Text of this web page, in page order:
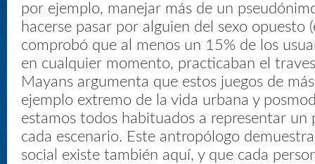
por ejemplo, manejar más de un
hacerse pasar por alguien del sexo opuesto
comprobó que al menos un 15% de los
en cualquier momento, practicaban el
Mayans argumenta que estos juegos de
ejemplo extremo de la vida urbana y
estamos todos habituados a representar un
cada escenario. Este antropólogo
social existe también aquí, y que cada